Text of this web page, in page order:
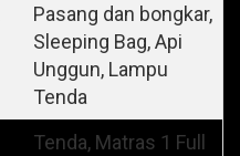
Pasang dan bongkar,
Sleeping Bag, Api
Unggun, Lampu
Tenda
Tenda, Matras 1 Full